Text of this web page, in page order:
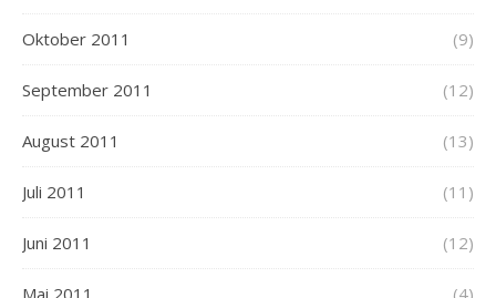
Oktober 2011 (9)
September 2011 (12)
August 2011 (13)
Juli 2011 (11)
Juni 2011 (12)
Mai 2011 (4)